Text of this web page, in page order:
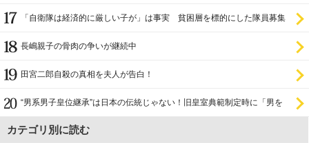
「自衛隊は経済的に厳しい子が」は事実 貧困層を標的にした隊員募集
長嶋親子の骨肉の争いが継続中
田宮二郎自殺の真相を夫人が告白！
“男系男子皇位継承”は日本の伝統じゃない！旧皇室典範制定時に「男を
尊び女を卑む」と
カテゴリ別に読む